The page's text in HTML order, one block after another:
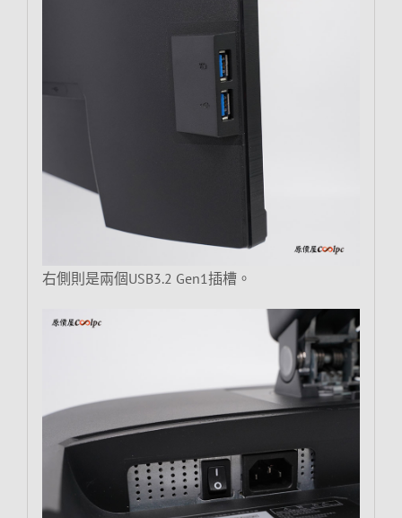
右側則是兩個USB3.2 Gen1插槽。